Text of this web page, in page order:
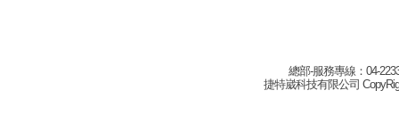
總部-服務專線：04-
捷特崴科技有限公司